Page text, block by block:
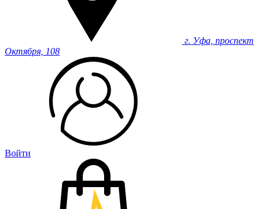
г. Уфа, проспект
Октября, 108
Войти